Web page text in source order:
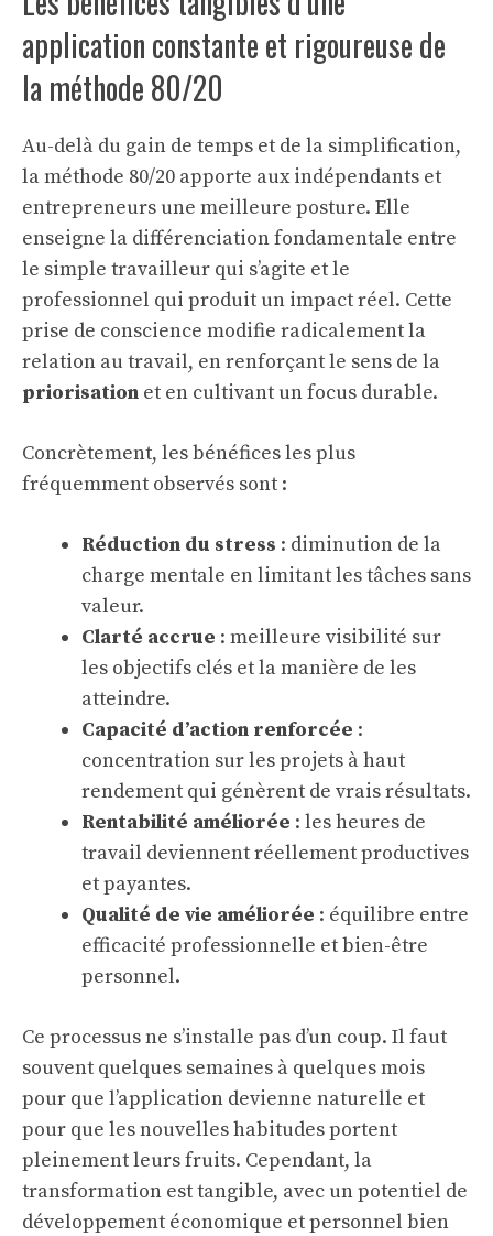
application constante et rigoureuse de
la méthode 80/20
Au-delà du gain de temps et de la simplification,
la méthode 80/20 apporte aux indépendants et
entrepreneurs une meilleure posture. Elle
enseigne la différenciation fondamentale entre
le simple travailleur qui s’agite et le
professionnel qui produit un impact réel. Cette
prise de conscience modifie radicalement la
relation au travail, en renforçant le sens de la
priorisation et en cultivant un focus durable.
Concrètement, les bénéfices les plus
fréquemment observés sont :
Réduction du stress : diminution de la
charge mentale en limitant les tâches sans
valeur.
Clarté accrue : meilleure visibilité sur
les objectifs clés et la manière de les
atteindre.
Capacité d’action renforcée :
concentration sur les projets à haut
rendement qui génèrent de vrais résultats.
Rentabilité améliorée : les heures de
travail deviennent réellement productives
et payantes.
Qualité de vie améliorée : équilibre entre
efficacité professionnelle et bien-être
personnel.
Ce processus ne s’installe pas d’un coup. Il faut
souvent quelques semaines à quelques mois
pour que l’application devienne naturelle et
pour que les nouvelles habitudes portent
pleinement leurs fruits. Cependant, la
transformation est tangible, avec un potentiel de
développement économique et personnel bien